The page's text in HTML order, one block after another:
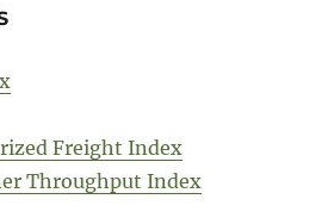
Freight Index
Throughput Index